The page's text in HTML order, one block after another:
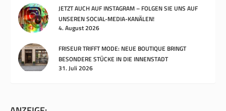
JETZT AUCH AUF INSTAGRAM – FOLGEN SIE UNS AUF
UNSEREN SOCIAL-MEDIA-KANÄLEN!
4. August 2026
FRISEUR TRIFFT MODE: NEUE BOUTIQUE BRINGT
BESONDERE STÜCKE IN DIE INNENSTADT
31. Juli 2026